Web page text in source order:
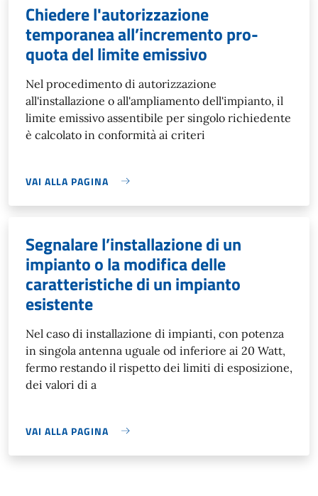
Chiedere l'autorizzazione
temporanea all’incremento pro-
quota del limite emissivo
Nel procedimento di autorizzazione
all'installazione o all'ampliamento dell'impianto, il
limite emissivo assentibile per singolo richiedente
è calcolato in conformità ai criteri
VAI ALLA PAGINA
Segnalare l’installazione di un
impianto o la modifica delle
caratteristiche di un impianto
esistente
Nel caso di installazione di impianti, con potenza
in singola antenna uguale od inferiore ai 20 Watt,
fermo restando il rispetto dei limiti di esposizione,
dei valori di a
VAI ALLA PAGINA